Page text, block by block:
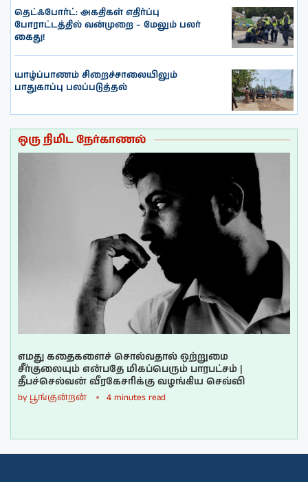
தெட்ஃபோர்ட்: அகதிகள் எதிர்ப்பு
போராட்டத்தில் வன்முறை – மேலும் பலர்
கைது!
யாழ்ப்பாணம் சிறைச்சாலையிலும்
பாதுகாப்பு பலப்படுத்தல்
ஒரு நிமிட நேர்காணல்
எமது கதைகளைச் சொல்வதால் ஒற்றுமை
சீர்குலையும் என்பதே மிகப்பெரும் பாரபட்சம் |
தீபச்செல்வன் வீரகேசரிக்கு வழங்கிய செவ்வி
by பூங்குன்றன் 4 minutes read